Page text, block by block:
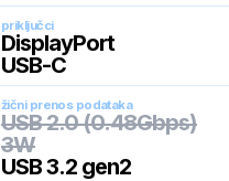
priključci
DisplayPort
USB-C
žični prenos podataka
USB 2.0 (0.48Gbps)
3W
USB 3.2 gen2